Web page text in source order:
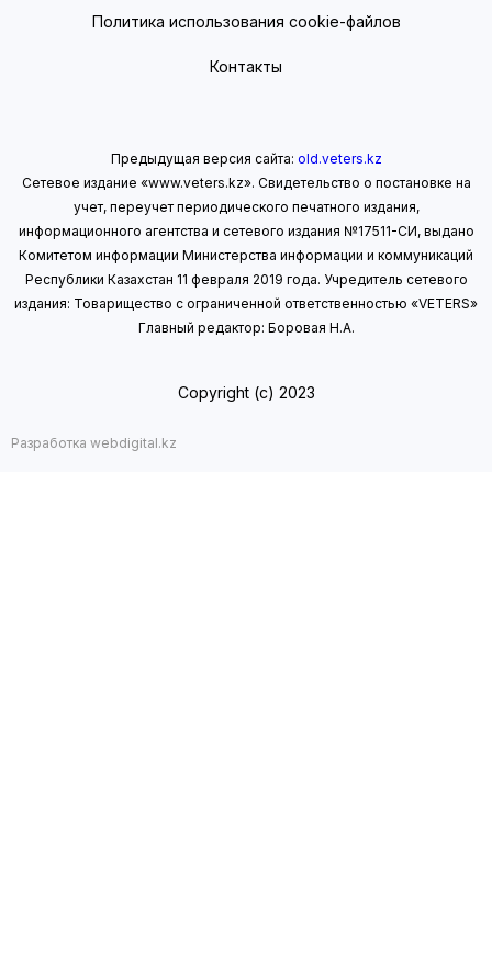
Политика использования cookie-файлов
Контакты
Предыдущая версия сайта: old.veters.kz
Сетевое издание «www.veters.kz». Свидетельство о постановке на
учет, переучет периодического печатного издания,
информационного агентства и сетевого издания №17511-СИ, выдано
Комитетом информации Министерства информации и коммуникаций
Республики Казахстан 11 февраля 2019 года. Учредитель сетевого
издания: Товарищество с ограниченной ответственностью «VETERS»
Главный редактор: Боровая Н.А.
Copyright (с) 2023
Разработка webdigital.kz